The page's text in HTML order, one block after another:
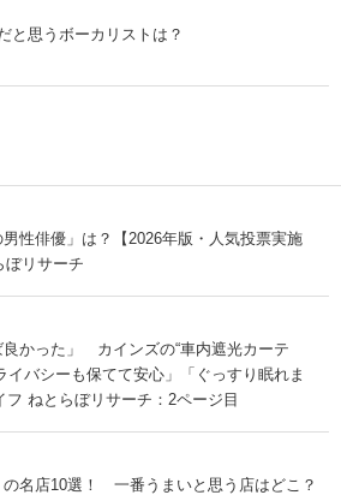
と思うボーカリストは？
性俳優」は？【2026年版・人気投票実施
ぼリサーチ
良かった」 カインズの“車内遮光カーテ
バシーも保てて安心」「ぐっすり眠れま
フ ねとらぼリサーチ：2ページ目
の名店10選！ 一番うまいと思う店はどこ？